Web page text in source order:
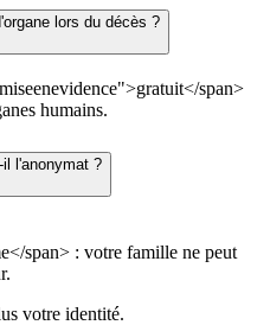
lors du décès ?
span>
humains.
il l'anonymat ?
span> : votre famille ne peut
votre identité.